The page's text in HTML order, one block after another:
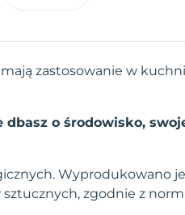
zastosowanie w
o środowisko,
Wyprodukowano
zgodnie z